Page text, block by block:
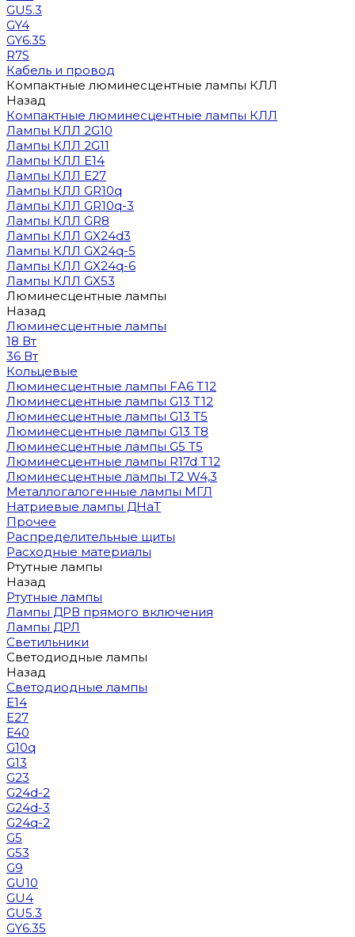
GU5.3
GY4
GY6.35
R7S
Кабель и провод
Компактные люминесцентные лампы КЛЛ
Назад
Компактные люминесцентные лампы КЛЛ
Лампы КЛЛ 2G10
Лампы КЛЛ 2G11
Лампы КЛЛ E14
Лампы КЛЛ E27
Лампы КЛЛ GR10q
Лампы КЛЛ GR10q-3
Лампы КЛЛ GR8
Лампы КЛЛ GX24d3
Лампы КЛЛ GX24q-5
Лампы КЛЛ GX24q-6
Лампы КЛЛ GX53
Люминесцентные лампы
Назад
Люминесцентные лампы
18 Вт
36 Вт
Кольцевые
Люминесцентные лампы FA6 T12
Люминесцентные лампы G13 T12
Люминесцентные лампы G13 T5
Люминесцентные лампы G13 T8
Люминесцентные лампы G5 T5
Люминесцентные лампы R17d T12
Люминесцентные лампы T2 W4,3
Металлогалогенные лампы МГЛ
Натриевые лампы ДНаТ
Прочее
Распределительные щиты
Расходные материалы
Ртутные лампы
Назад
Ртутные лампы
Лампы ДРВ прямого включения
Лампы ДРЛ
Светильники
Светодиодные лампы
Назад
Светодиодные лампы
E14
E27
E40
G10q
G13
G23
G24d-2
G24d-3
G24q-2
G5
G53
G9
GU10
GU4
GU5.3
GY6.35